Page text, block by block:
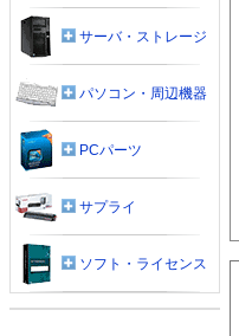
サーバ・ストレージ
パソコン・周辺機器
PCパーツ
サプライ
ソフト・ライセンス